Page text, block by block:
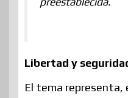
Libertad y
El tema representa,